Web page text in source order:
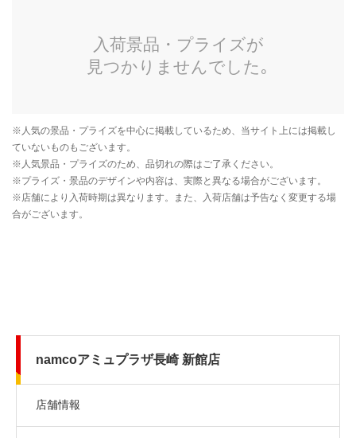
namcoアミュプラザ長崎 新館店
店舗情報